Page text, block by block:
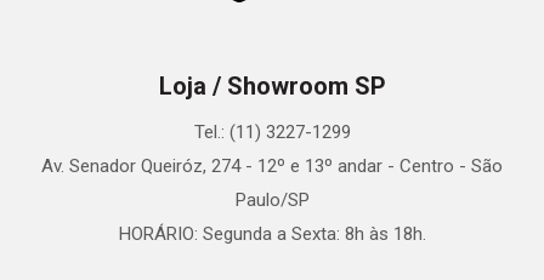
Loja / Showroom SP
Tel.: (11) 3227-1299
Av. Senador Queiróz, 274 - 12º e 13º andar - Centro - São
Paulo/SP
HORÁRIO: Segunda a Sexta: 8h às 18h.